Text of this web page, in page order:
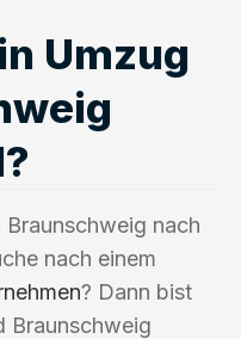
Umzug
nach
nach einem
? Dann bist
Braunschweig